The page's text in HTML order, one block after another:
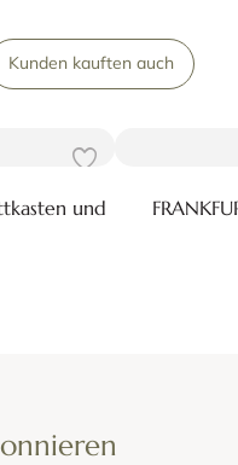
Kunden kauften auch
und